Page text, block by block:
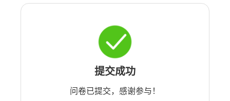
提交成功
问卷已提交，感谢参与！